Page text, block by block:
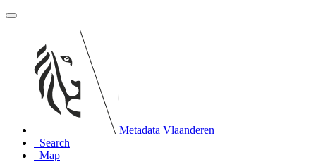
Metadata Vlaanderen
Search
Map